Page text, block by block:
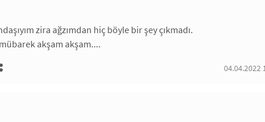
zira ağzımdan hiç böyle bir şey çıkmadı.
akşam akşam....
04.04.2022